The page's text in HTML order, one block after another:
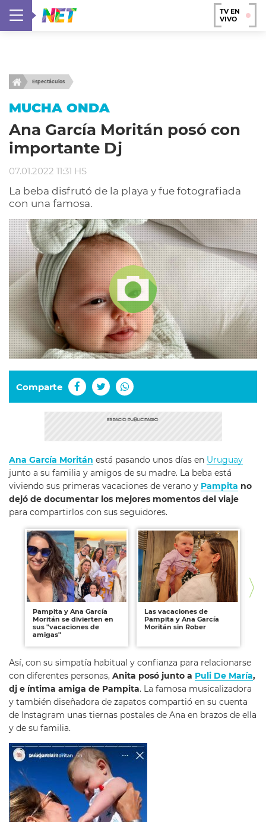
TV EN
VIVO
Espectáculos
MUCHA ONDA
Ana García Moritán posó con
importante Dj
07.01.2022 11:31 HS
La beba disfrutó de la playa y fue fotografiada
con una famosa.
Comparte
Ana García Moritán está pasando unos días en Uruguay
junto a su familia y amigos de su madre. La beba está
viviendo sus primeras vacaciones de verano y Pampita no
dejó de documentar los mejores momentos del viaje
para compartirlos con sus seguidores.
Pampita y Ana García
Moritán se divierten en
sus "vacaciones de
amigas"
Las vacaciones de
Pampita y Ana García
Moritán sin Rober
Así, con su simpatía habitual y confianza para relacionarse
con diferentes personas, Anita posó junto a Puli De María,
dj e íntima amiga de Pampita. La famosa musicalizadora
y también diseñadora de zapatos compartió en su cuenta
de Instagram unas tiernas postales de Ana en brazos de ella
y de su familia.